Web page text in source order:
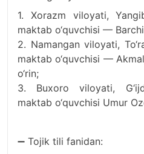
1. Xorazm viloyati,
maktab o‘quvchisi —
2. Namangan viloyati,
maktab o‘quvchisi —
o‘rin;
3. Buxoro viloyati,
maktab o‘quvchisi Umur
➖ Tojik tili fanidan: